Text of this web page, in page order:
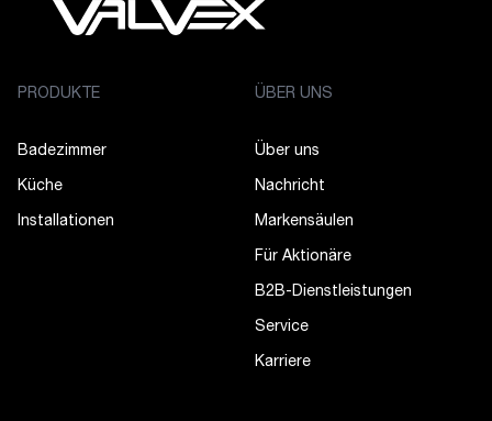
PRODUKTE
Badezimmer
Küche
Installationen
ÜBER UNS
Über uns
Nachricht
Markensäulen
Für Aktionäre
B2B-Dienstleistungen
Service
Karriere